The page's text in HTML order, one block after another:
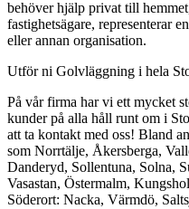
behöver hjälp privat till
fastighetsägare, representerar
eller annan organisation.
Utför ni Golvläggning i hela
På vår firma har vi ett mycket
kunder på alla håll runt om i
att ta kontakt med oss! Bland
som Norrtälje, Åkersberga,
Danderyd, Sollentuna, Solna,
Vasastan, Östermalm,
Söderort: Nacka, Värmdö,